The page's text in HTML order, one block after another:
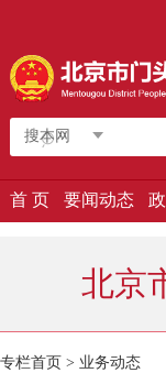
搜本网
首 页 要闻动态
北京
专栏首页 > 业务动态